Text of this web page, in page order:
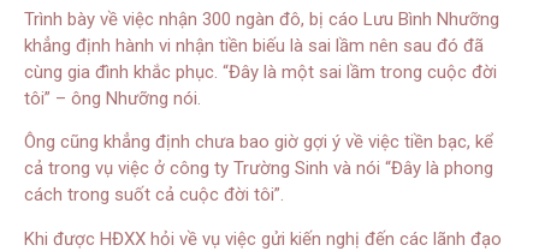
Trình bày về việc nhận 300 ngàn đô, bị cáo Lưu Bình Nhưỡng
khẳng định hành vi nhận tiền biếu là sai lầm nên sau đó đã
cùng gia đình khắc phục. “Đây là một sai lầm trong cuộc đời
tôi” – ông Nhưỡng nói.
Ông cũng khẳng định chưa bao giờ gợi ý về việc tiền bạc, kể
cả trong vụ việc ở công ty Trường Sinh và nói “Đây là phong
cách trong suốt cả cuộc đời tôi”.
Khi được HĐXX hỏi về vụ việc gửi kiến nghị đến các lãnh đạo